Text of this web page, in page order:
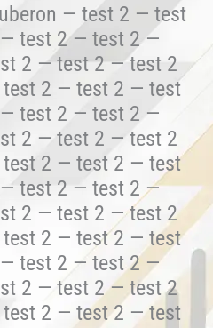
— test 2 — test
test 2 — test 2 —
2 — test 2 — test 2
2 — test 2 — test
test 2 — test 2 —
2 — test 2 — test 2
2 — test 2 — test
test 2 — test 2 —
2 — test 2 — test 2
2 — test 2 — test
test 2 — test 2 —
2 — test 2 — test 2
2 — test 2 — test